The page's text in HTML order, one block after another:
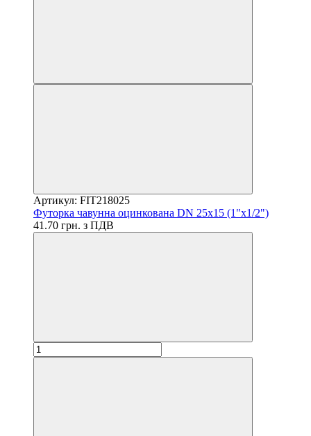
Артикул: FIT218025
Футорка чавунна оцинкована DN 25x15 (1"x1/2")
41.70 грн. з ПДВ